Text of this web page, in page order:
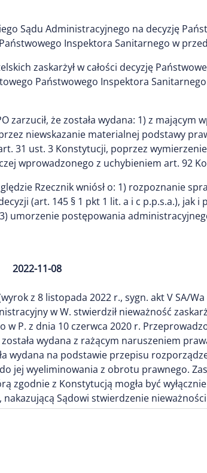
Sądu Administracyjnego na decyzję
Inspektora Sanitarnego w
zaskarżył w całości decyzję
Państwowego Inspektora
zarzucił, że została wydana: 1) z
niewskazanie materialnej podstawy
31 ust. 3 Konstytucji, poprzez
wprowadzonego z uchybieniem art. 92
Rzecznik wniósł o: 1) rozpoznanie
(art. 145 § 1 pkt 1 lit. a i c p.p.s.a.),
umorzenie postępowania
2022-11-08
z 8 listopada 2022 r., sygn. akt V SA/Wa
w W. stwierdził nieważność
w P. z dnia 10 czerwca 2020 r.
wydana z rażącym naruszeniem
wydana na podstawie przepisu
jej wyeliminowania z obrotu prawnego.
zgodnie z Konstytucją mogła być
nakazującą Sądowi stwierdzenie